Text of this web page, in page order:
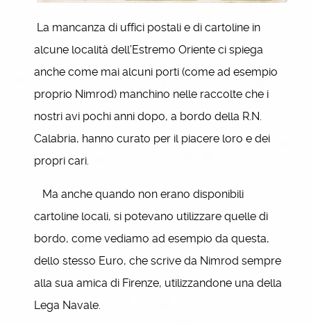
La mancanza di uffici postali e di cartoline in
alcune località dell’Estremo Oriente ci spiega
anche come mai alcuni porti (come ad esempio
proprio Nimrod) manchino nelle raccolte che i
nostri avi pochi anni dopo, a bordo della R.N.
Calabria, hanno curato per il piacere loro e dei
propri cari.
Ma anche quando non erano disponibili
cartoline locali, si potevano utilizzare quelle di
bordo, come vediamo ad esempio da questa,
dello stesso Euro, che scrive da Nimrod sempre
alla sua amica di Firenze, utilizzandone una della
Lega Navale.